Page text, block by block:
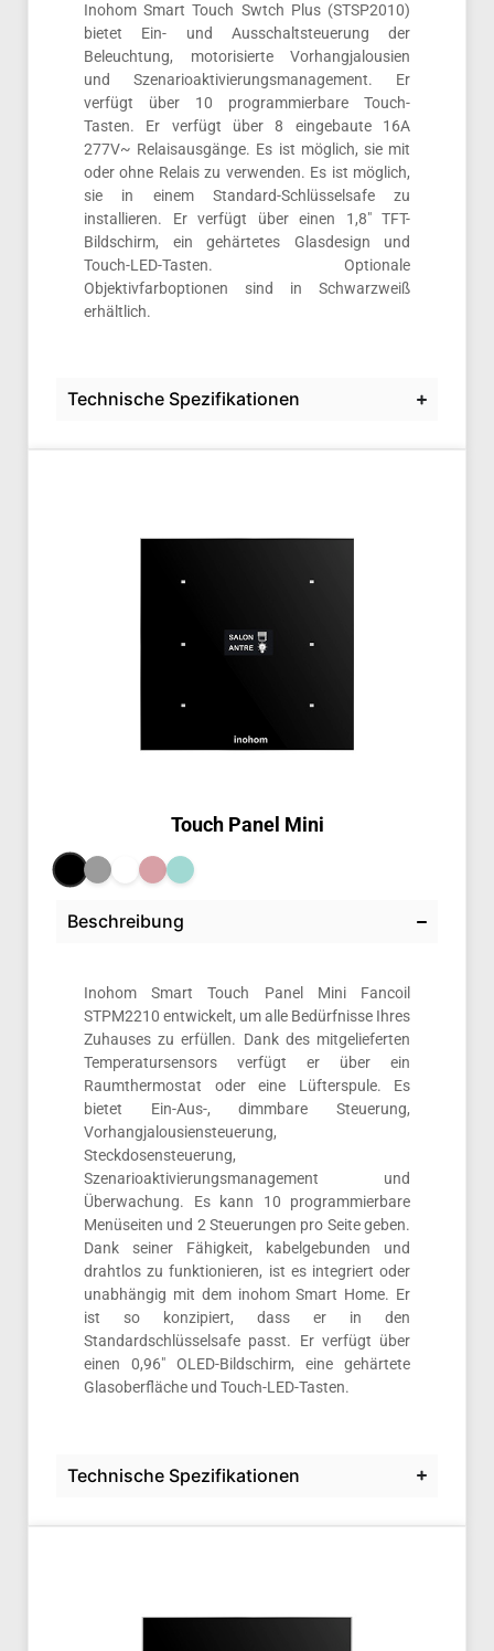
Inohom Smart Touch Swtch Plus (STSP2010)
bietet Ein- und Ausschaltsteuerung der
Beleuchtung, motorisierte Vorhangjalousien
und Szenarioaktivierungsmanagement. Er
verfügt über 10 programmierbare Touch-
Tasten. Er verfügt über 8 eingebaute 16A
277V~ Relaisausgänge. Es ist möglich, sie mit
oder ohne Relais zu verwenden. Es ist möglich,
sie in einem Standard-Schlüsselsafe zu
installieren. Er verfügt über einen 1,8″ TFT-
Bildschirm, ein gehärtetes Glasdesign und
Touch-LED-Tasten. Optionale
Objektivfarboptionen sind in Schwarzweiß
erhältlich.
Technische Spezifikationen
Touch Panel Mini
Beschreibung
Inohom Smart Touch Panel Mini Fancoil
STPM2210 entwickelt, um alle Bedürfnisse Ihres
Zuhauses zu erfüllen. Dank des mitgelieferten
Temperatursensors verfügt er über ein
Raumthermostat oder eine Lüfterspule. Es
bietet Ein-Aus-, dimmbare Steuerung,
Vorhangjalousiensteuerung,
Steckdosensteuerung,
Szenarioaktivierungsmanagement und
Überwachung. Es kann 10 programmierbare
Menüseiten und 2 Steuerungen pro Seite geben.
Dank seiner Fähigkeit, kabelgebunden und
drahtlos zu funktionieren, ist es integriert oder
unabhängig mit dem inohom Smart Home. Er
ist so konzipiert, dass er in den
Standardschlüsselsafe passt. Er verfügt über
einen 0,96″ OLED-Bildschirm, eine gehärtete
Glasoberfläche und Touch-LED-Tasten.
Technische Spezifikationen